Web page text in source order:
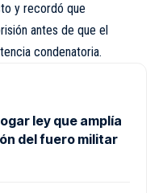
y recordó que
antes de que el
condenatoria.
ley que amplía
del fuero militar